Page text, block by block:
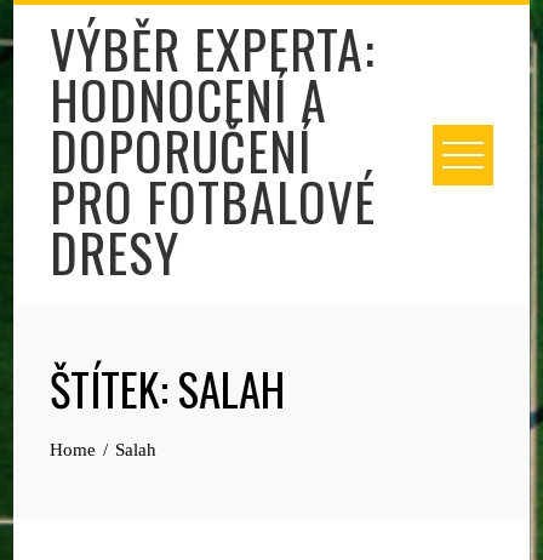
to
contentVÝBĚR EXPERTA:
HODNOCENÍ A
DOPORUČENÍ
PRO FOTBALOVÉ
DRESY
ŠTÍTEK:SALAH
Home Salah